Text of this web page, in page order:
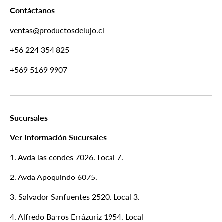
Contáctanos
ventas@productosdelujo.cl
+56 224 354 825
+569 5169 9907
Sucursales
Ver Información Sucursales
1. Avda las condes 7026. Local 7.
2. Avda Apoquindo 6075.
3. Salvador Sanfuentes 2520. Local 3.
4. Alfredo Barros Errázuriz 1954. Local